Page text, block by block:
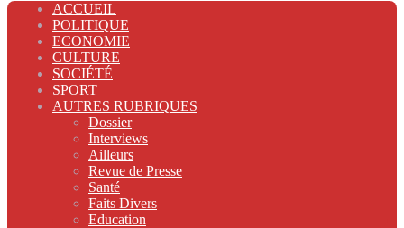
ACCUEIL
POLITIQUE
ECONOMIE
CULTURE
SOCIÉTÉ
SPORT
AUTRES RUBRIQUES
Dossier
Interviews
Ailleurs
Revue de Presse
Santé
Faits Divers
Education